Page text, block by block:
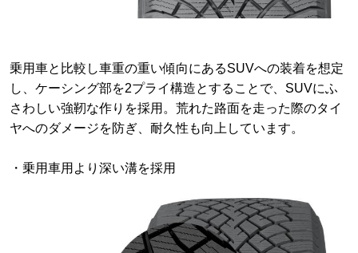
乗用車と比較し車重の重い傾向にあるSUVへの装着を想定
し、ケーシング部を2プライ構造とすることで、SUVにふ
さわしい強靭な作りを採用。荒れた路面を走った際のタイ
ヤへのダメージを防ぎ、耐久性も向上しています。
・乗用車用より深い溝を採用